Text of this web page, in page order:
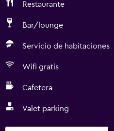
Restaurante
Bar/lounge
Servicio de habitaciones
Wifi gratis
Cafetera
Valet parking